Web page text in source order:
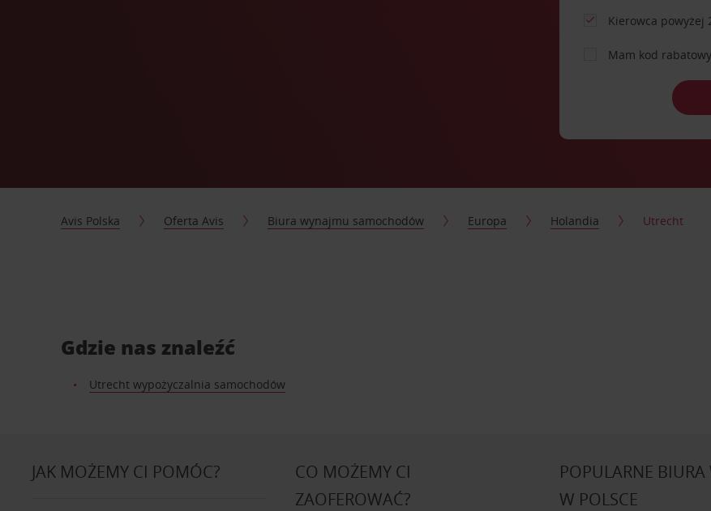
Kierowca powyżej
Mam kod rabatowy
Avis Polska Oferta Avis Biura wynajmu samochodów Europa Holandia Utrecht
Gdzie nas znaleźć
Utrecht wypożyczalnia samochodów
JAK MOŻEMY CI POMÓC?
CO MOŻEMY CI
ZAOFEROWAĆ?
POPULARNE BIURA
W POLSCE